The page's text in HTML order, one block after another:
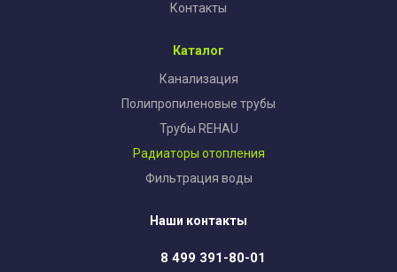
Контакты
Каталог
Канализация
Полипропиленовые трубы
Трубы REHAU
Радиаторы отопления
Фильтрация воды
Наши контакты
8 499 391-80-01